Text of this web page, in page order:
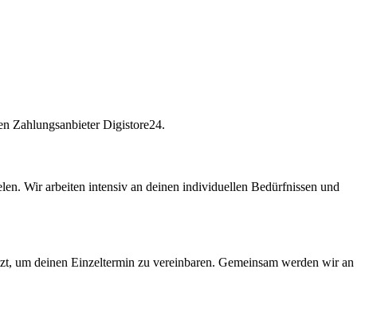
Zahlungsanbieter Digistore24.
Wir arbeiten intensiv an deinen individuellen Bedürfnissen und
um deinen Einzeltermin zu vereinbaren. Gemeinsam werden wir an